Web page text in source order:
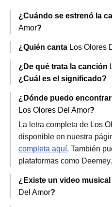
¿Cuándo se estrenó la
Amor?
¿Quién canta Los Olores
¿De qué trata la canción
¿Cuál es el significado?
¿Dónde puedo
Los Olores Del Amor?
La letra completa de Los
disponible en nuestra
completa aquí. También
plataformas como
¿Existe un video
Del Amor?